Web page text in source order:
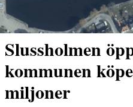
Slussholmen
kommunen
miljoner